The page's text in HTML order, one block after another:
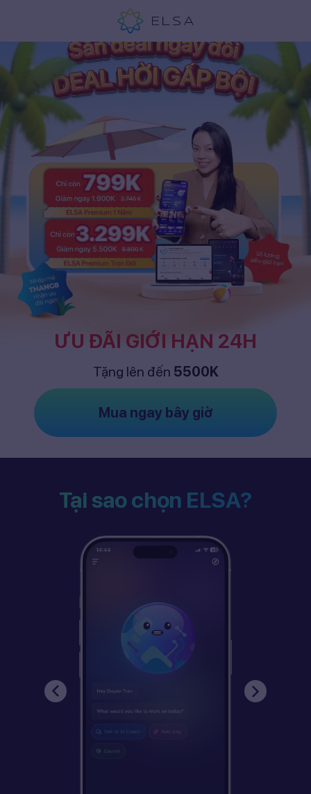
ƯU ĐÃI GIỚI HẠN 24H
Tặng lên đến 5500K
Mua ngay bây giờ
Tại sao chọn ELSA?